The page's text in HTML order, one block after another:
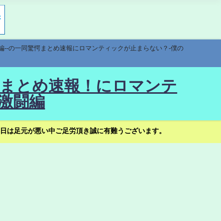
の一同驚愕まとめ速報にロマンティックが止まらない？-僕の
とめ速報！にロマンテ
闘編
足元が悪い中ご足労頂き誠に有難うございます。